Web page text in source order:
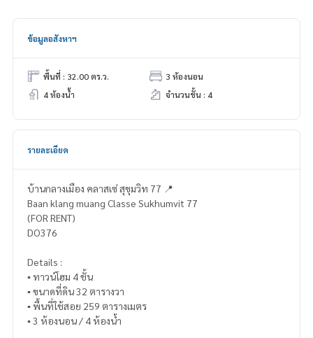
ข้อมูลอสังหาฯ
พื้นที่ : 32.00 ตร.ว.
3 ห้องนอน
4 ห้องน้ำ
จำนวนชั้น : 4
รายละเอียด
บ้านกลางเมือง คลาสเซ่ สุขุมวิท 77 📍
Baan klang muang Classe Sukhumvit 77
(FOR RENT)
DO376
Details :
▪️ ทาวน์โฮม 4 ชั้น
▪️ ขนาดที่ดิน 32 ตารางวา
▪️ พื้นที่ใช้สอย 259 ตารางเมตร
▪️ 3 ห้องนอน / 4 ห้องน้ำ